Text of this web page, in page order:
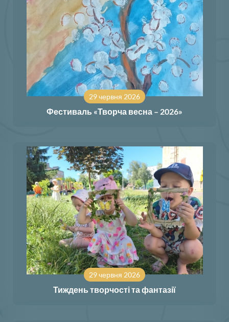
29 червня 2026
Фестиваль «Творча весна – 2026»
29 червня 2026
Тиждень творчості та фантазії